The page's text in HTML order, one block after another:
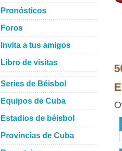
Pronósticos
Foros
Invita a tus amigos
Libro de visitas
Series de Béisbol
Equipos de Cuba
Estadios de béisbol
Provincias de Cuba